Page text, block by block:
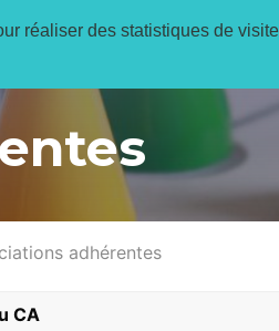
réaliser des statistiques de
adhérentes
CA